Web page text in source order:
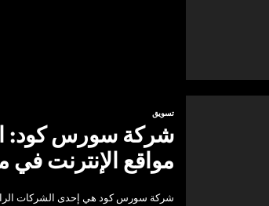
تسويق
شركة سورس كود:
مواقع الإنترنت في
شركة سورس كود هي إحدى الشركات